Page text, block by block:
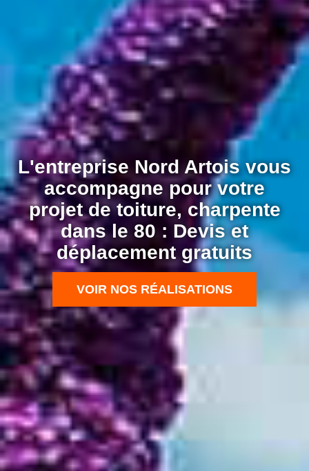
L'entreprise Nord Artois vous
accompagne pour votre
projet de toiture, charpente
dans le 80 : Devis et
déplacement gratuits
VOIR NOS RÉALISATIONS